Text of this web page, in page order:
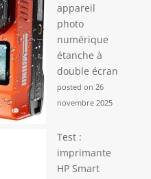
appareil
photo
numérique
étanche à
double écran
posted on 26
novembre 2025
Test :
imprimante
HP Smart